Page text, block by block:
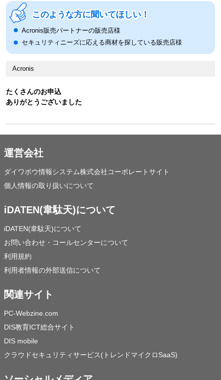
たくさんのお申込
ありがとうございました
このような方に聞いてほしい！
Acronis販売パートナーの販売店様
セキュリティニーズに応える商材を探している販売店様
Acronis
運営会社
ダイワボウ情報システム株式会社コーポレートサイト
個人情報の取り扱いについて
iDATEN(韋駄天)について
iDATEN(韋駄天)について
お問い合わせ・コールセンターについて
利用規約
利用者情報の外部送信について
関連サイト
PC-Webzine.com
DIS教育ICT総合サイト
DIS mobile
クラウドセキュリティサービス(トレンドマイクロSaaS)